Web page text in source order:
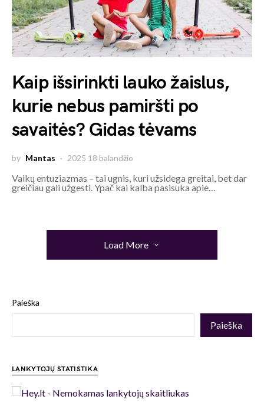
Kaip išsirinkti lauko žaislus,
kurie nebus pamiršti po
savaitės? Gidas tėvams
by Mantas 2025 18 balandžio
Vaikų entuziazmas – tai ugnis, kuri užsidega greitai, bet dar
greičiau gali užgesti. Ypač kai kalba pasisuka apie…
Load More
Paieška
Paieška
LANKYTOJŲ STATISTIKA